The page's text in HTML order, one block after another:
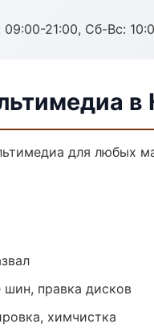
21:00, Сб-Вс:
для любых
правка дисков
химчистка